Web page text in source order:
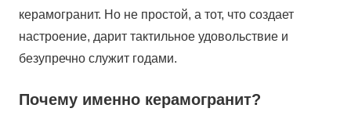
керамогранит. Но не простой, а тот, что создает
настроение, дарит тактильное удовольствие и
безупречно служит годами.
Почему именно керамогранит?